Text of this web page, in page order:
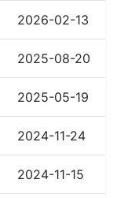
2026-02-13
2025-08-20
2025-05-19
2024-11-24
2024-11-15